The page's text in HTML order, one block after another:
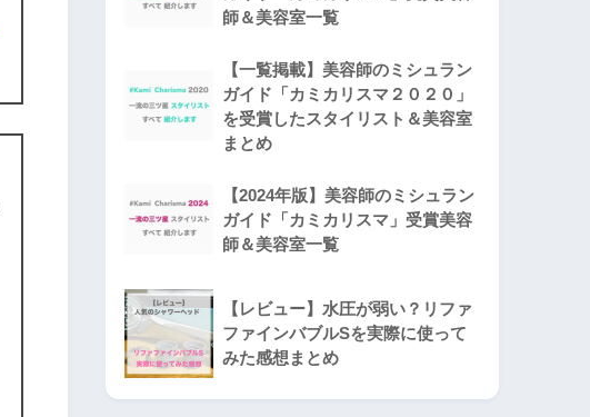
師＆美容室一覧
【一覧掲載】美容師のミシュラン
ガイド「カミカリスマ２０２０」
を受賞したスタイリスト＆美容室
まとめ
【2024年版】美容師のミシュラン
ガイド「カミカリスマ」受賞美容
師＆美容室一覧
【レビュー】水圧が弱い？リファ
ファインバブルSを実際に使って
みた感想まとめ